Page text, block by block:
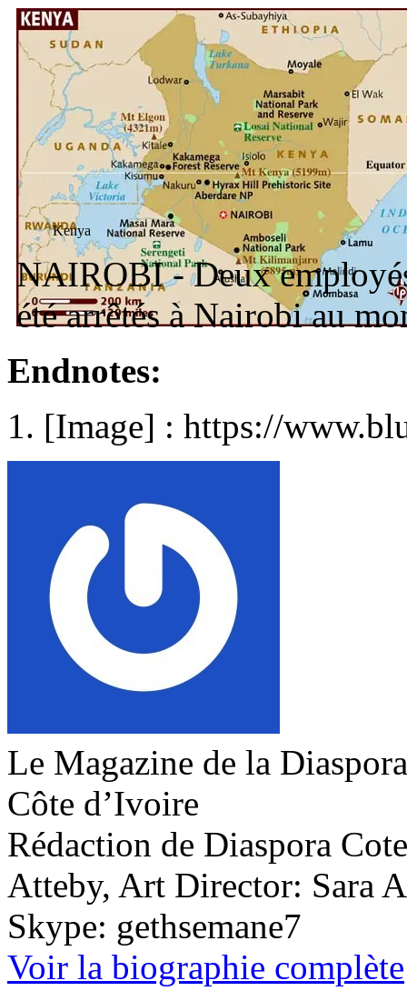
Kenya
NAIROBI - Deux
été arrêtés à Nairobi au
Endnotes:
[Image] : https://
Le Magazine de la
Côte d’Ivoire
Rédaction de Diaspora
Atteby, Art Director: Sara
Skype: gethsemane7
Voir la biographie complète